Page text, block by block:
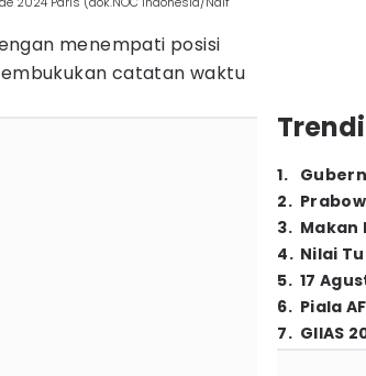
menempati posisi
catatan waktu
1.
2.
3. Makan
4. Nilai
5. 17
6. Piala
7. GIIAS